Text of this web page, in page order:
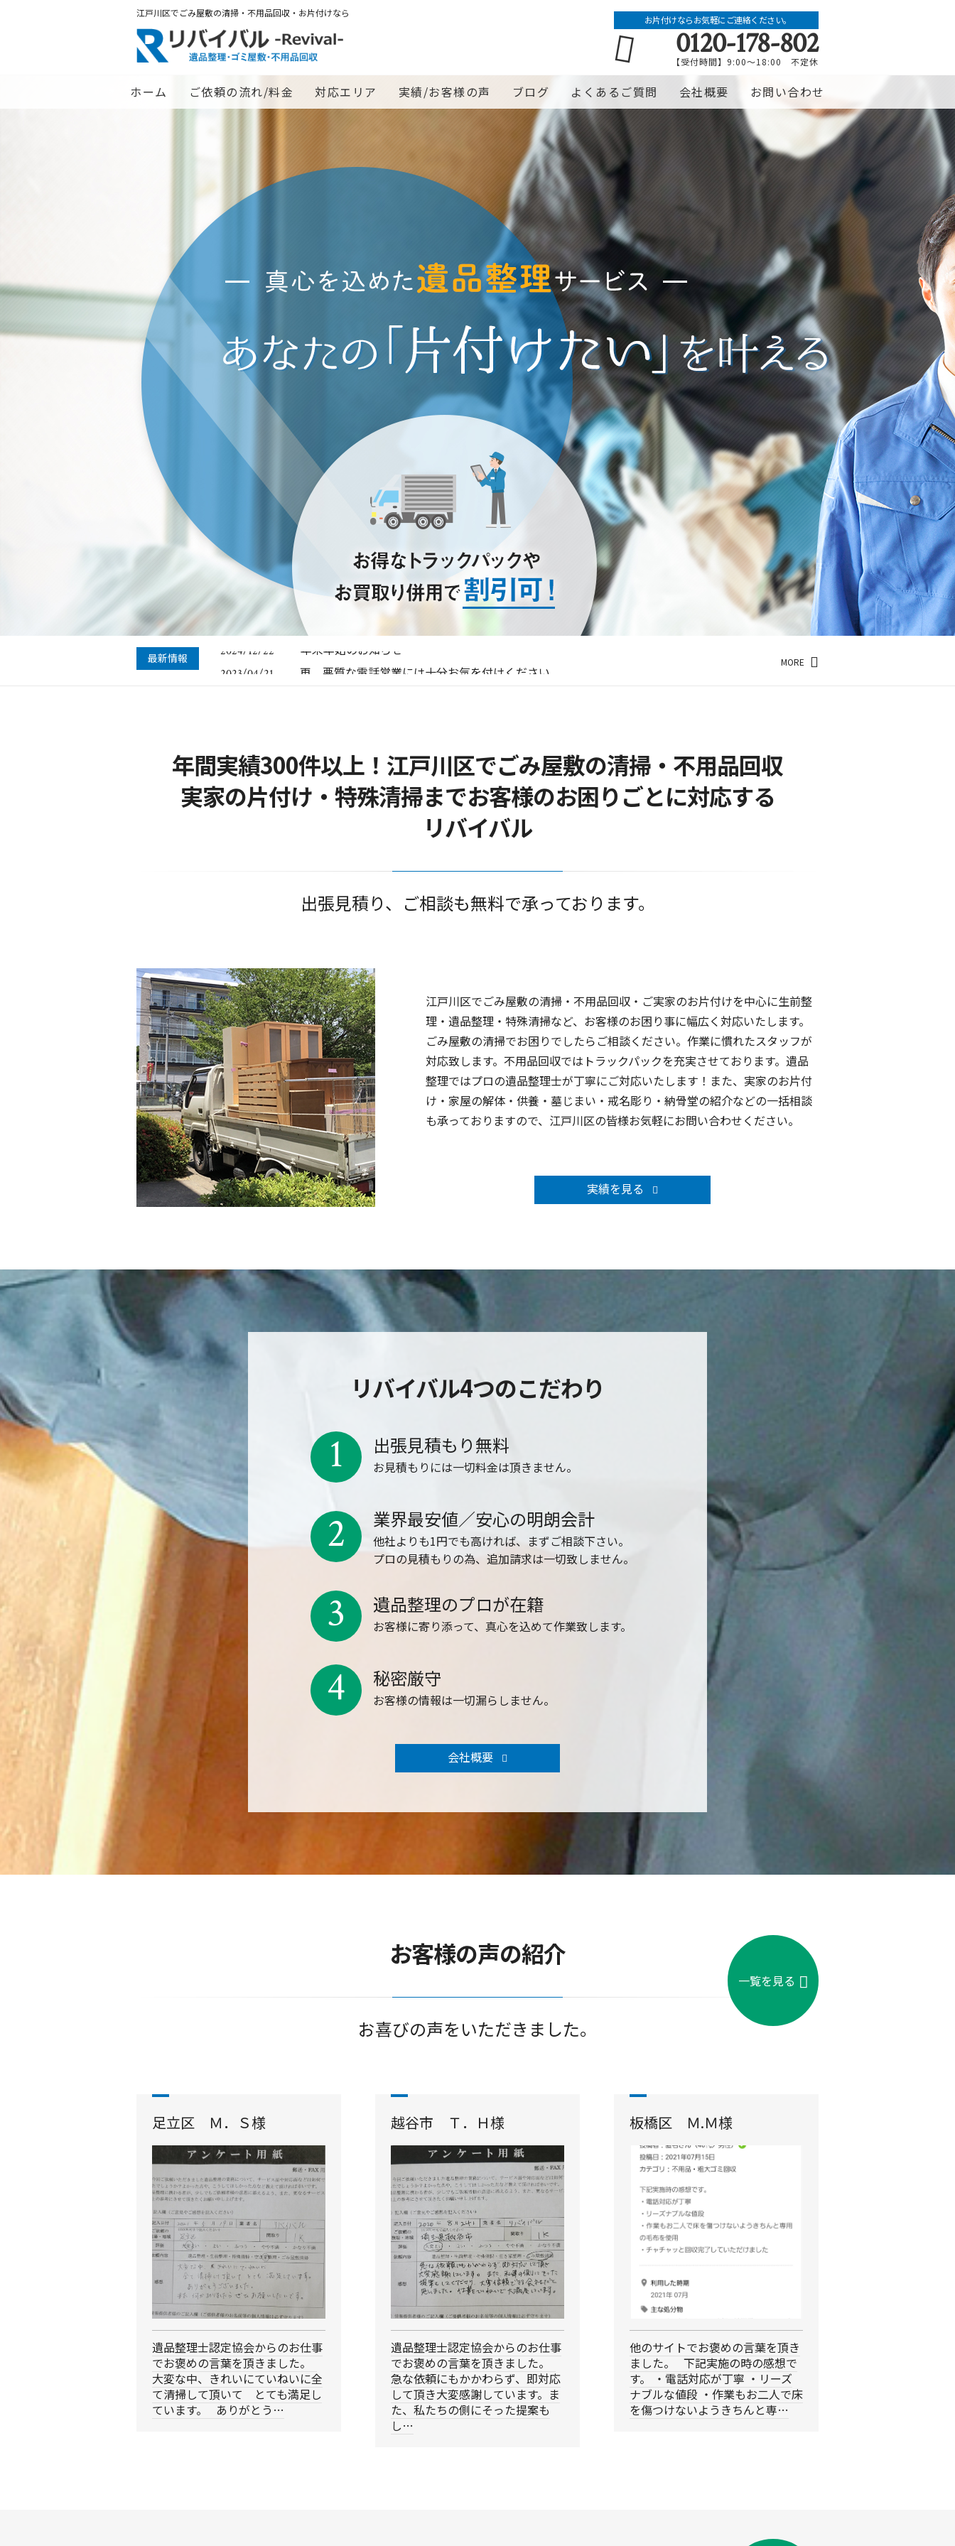
江戸川区でごみ屋敷の清掃・不用品回収・お片付けなら
お片付けならお気軽にご連絡ください。
0120-178-802
【受付時間】9:00～18:00 不定休
ホーム ご依頼の流れ/料金 対応エリア 実績/お客様の声 ブログ よくあるご質問 会社概要 お問い合わせ
最新情報
2022/01/23 空き家のお片付けはお任せ下さい
2024/12/22 年末年始のお知らせ
再 悪質な電話営業には十分お気を付けください。
2024/12/22 年末年始のお知らせ
MORE
年間実績300件以上！江戸川区でごみ屋敷の清掃・不用品回収
実家の片付け・特殊清掃までお客様のお困りごとに対応する
リバイバル
出張見積り、ご相談も無料で承っております。
江戸川区でごみ屋敷の清掃・不用品回収・ご実家のお片付けを中心に生前整
理・遺品整理・特殊清掃など、お客様のお困り事に幅広く対応いたします。
ごみ屋敷の清掃でお困りでしたらご相談ください。作業に慣れたスタッフが
対応致します。不用品回収ではトラックパックを充実させております。遺品
整理ではプロの遺品整理士が丁寧にご対応いたします！また、実家のお片付
け・家屋の解体・供養・墓じまい・戒名彫り・納骨堂の紹介などの一括相談
も承っておりますので、江戸川区の皆様お気軽にお問い合わせください。
実績を見る
リバイバル4つのこだわり
出張見積もり無料
お見積もりには一切料金は頂きません。
1
業界最安値／安心の明朗会計
他社よりも1円でも高ければ、まずご相談下さい。
プロの見積もりの為、追加請求は一切致しません。
2
遺品整理のプロが在籍
お客様に寄り添って、真心を込めて作業致します。
3
秘密厳守
お客様の情報は一切漏らしません。
4
会社概要
お客様の声の紹介
お喜びの声をいただきました。
一覧を見る
足立区 Ｍ．Ｓ様
遺品整理士認定協会からのお仕事
でお褒めの言葉を頂きました。
大変な中、きれいにていねいに全
て清掃して頂いて とても満足し
ています。 ありがとう…
越谷市 Ｔ．Ｈ様
遺品整理士認定協会からのお仕事
でお褒めの言葉を頂きました。
急な依頼にもかかわらず、即対応
して頂き大変感謝しています。ま
た、私たちの側にそった提案も
し…
板橋区 Ｍ.Ｍ様
他のサイトでお褒めの言葉を頂き
ました。 下記実施の時の感想で
す。 ・電話対応が丁寧 ・リーズ
ナブルな値段 ・作業もお二人で床
を傷つけないようきちんと専…